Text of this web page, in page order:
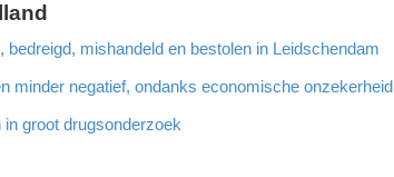
mishandeld en bestolen in Leidschendam
minder negatief, ondanks economische onzekerheid
groot drugsonderzoek